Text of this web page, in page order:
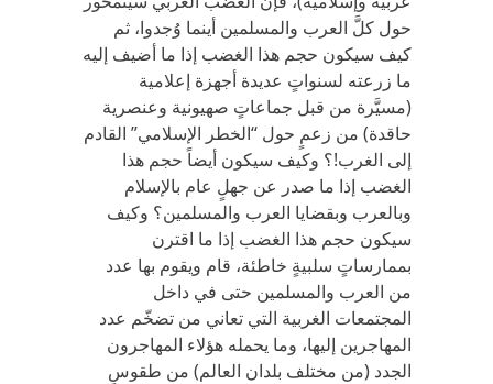
حول كلَّ العرب والمسلمين أينما وُجدوا، ثم
كيف سيكون حجم هذا الغضب إذا ما أضيف إليه
ما زرعته لسنواتٍ عديدة أجهزة إعلامية
(مسيَّرة من قبل جماعاتٍ صهيونية وعنصرية
حاقدة) من زعمٍ حول “الخطر الإسلامي” القادم
إلى الغرب!؟ وكيف سيكون أيضاً حجم هذا
الغضب إذا ما صدر عن جهلٍ عام بالإسلام
وبالعرب وبقضايا العرب والمسلمين؟ وكيف
سيكون حجم هذا الغضب إذا ما اقترن
بممارساتٍ سلبيةٍ خاطئة، قام ويقوم بها عدد
من العرب والمسلمين حتى في داخل
المجتمعات الغربية التي تعاني من تضخّم عدد
المهاجرين إليها، وما يحمله هؤلاء المهاجرون
الجدد (من مختلف بلدان العالم) من طقوسٍ